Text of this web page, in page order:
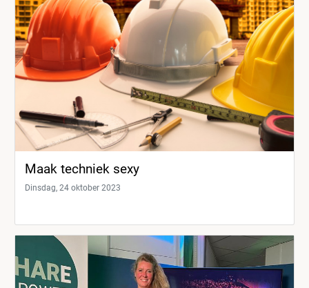
Maak techniek sexy
Dinsdag, 24 oktober 2023